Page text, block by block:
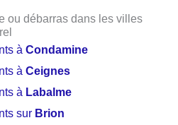
ou débarras dans les villes
àCondamine
àCeignes
à Labalme
sur Brion